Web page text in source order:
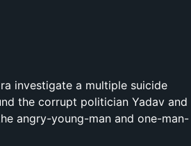
investigate a multiple suicide
the corrupt politician Yadav and
angry-young-man and one-man-